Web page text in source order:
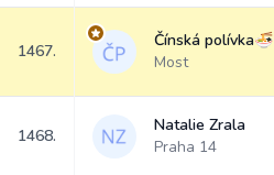
1467.
Čínská polívka🍜
Most
1468.
Natalie Zrala
Praha 14